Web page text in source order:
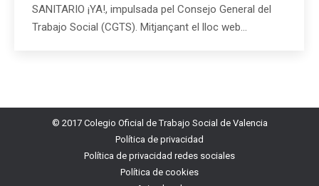
SANITARIO ¡YA!, impulsada pel Consejo General del
Trabajo Social (CGTS). Mitjançant el lloc web…
© 2017 Colegio Oficial de Trabajo Social de Valencia
Política de privacidad
Política de privacidad redes sociales
Política de cookies